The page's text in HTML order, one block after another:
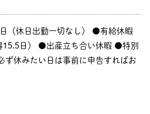
（休日出勤一切なし） ●有給休暇
15.5日） ●出産立ち合い休暇 ●特別
ず休みたい日は事前に申告すればお